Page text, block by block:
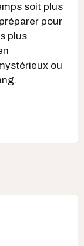
soit plus
pour
plus
ou